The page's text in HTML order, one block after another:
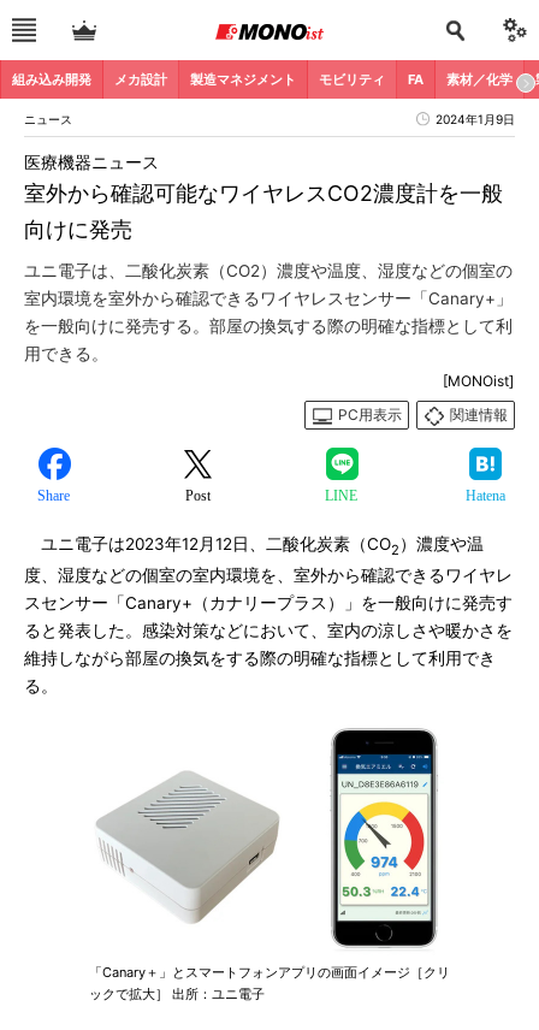
組み込み開発 メカ設計 製造マネジメント モビリティ FA 素材／化学
ニュース 2024年1月9日
室外から確認可能なワイヤレスCO2濃度計を一般
向けに発売
医療機器ニュース
ユニ電子は、二酸化炭素（CO2）濃度や温度、湿度などの個室の
室内環境を室外から確認できるワイヤレスセンサー「Canary+」
を一般向けに発売する。部屋の換気する際の明確な指標として利
用できる。
[MONOist]
PC用表示
関連情報
Share Post LINE Hatena
ユニ電子は2023年12月12日、二酸化炭素（CO2 ）濃度や温
度、湿度などの個室の室内環境を、室外から確認できるワイヤレ
スセンサー「Canary+（カナリープラス）」を一般向けに発売す
ると発表した。感染対策などにおいて、室内の涼しさや暖かさを
維持しながら部屋の換気をする際の明確な指標として利用でき
る。
「Canary＋」とスマートフォンアプリの画面イメージ［クリ
ックで拡大］ 出所：ユニ電子